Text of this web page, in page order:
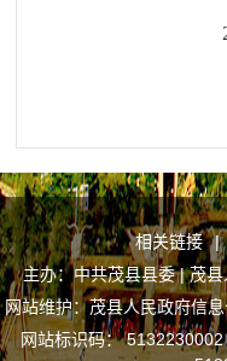
相关链接 |
主办：中共茂县县委 | 茂
网站维护：茂县人民政府
网站标识码： 5132230002